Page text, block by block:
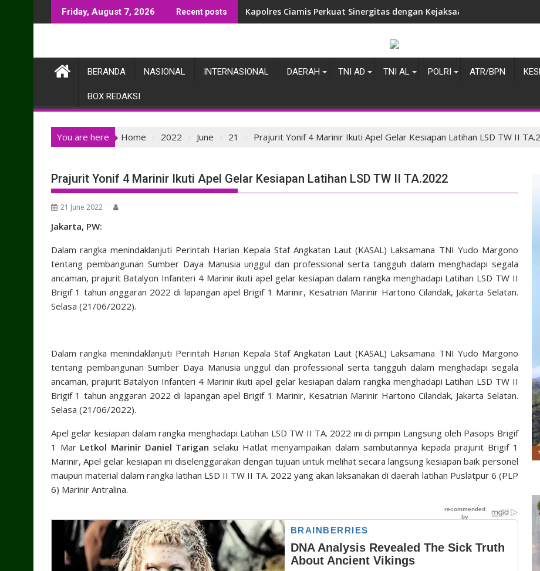
to
Friday, August 7, 2026 Recent posts Kapolres Ciamis Perkuat Sinergitas dengan Kejaksaan Negeri, Bangun
BERANDA NASIONAL INTERNASIONAL DAERAH TNI AD TNI AL POLRI ATR/BPN
BOX REDAKSI
You are here Home 2022 June 21 Prajurit Yonif 4 Marinir Ikuti Apel Gelar Kesiapan Latihan LSD TW II
Prajurit Yonif 4 Marinir Ikuti Apel Gelar Kesiapan Latihan LSD TW II TA.2022
21 June 2022
Jakarta, PW:
Dalam rangka menindaklanjuti Perintah Harian Kepala Staf Angkatan Laut (KASAL) Laksamana TNI Yudo Margono
tentang pembangunan Sumber Daya Manusia unggul dan professional serta tangguh dalam menghadapi segala
ancaman, prajurit Batalyon Infanteri 4 Marinir ikuti apel gelar kesiapan dalam rangka menghadapi Latihan LSD TW II
Brigif 1 tahun anggaran 2022 di lapangan apel Brigif 1 Marinir, Kesatrian Marinir Hartono Cilandak, Jakarta Selatan.
Selasa (21/06/2022).
Dalam rangka menindaklanjuti Perintah Harian Kepala Staf Angkatan Laut (KASAL) Laksamana TNI Yudo Margono
tentang pembangunan Sumber Daya Manusia unggul dan professional serta tangguh dalam menghadapi segala
ancaman, prajurit Batalyon Infanteri 4 Marinir ikuti apel gelar kesiapan dalam rangka menghadapi Latihan LSD TW II
Brigif 1 tahun anggaran 2022 di lapangan apel Brigif 1 Marinir, Kesatrian Marinir Hartono Cilandak, Jakarta Selatan.
Selasa (21/06/2022).
Apel gelar kesiapan dalam rangka menghadapi Latihan LSD TW II TA. 2022 ini di pimpin Langsung oleh Pasops Brigif
1 MarLetkol Marinir Daniel Tarigan selaku Hatlat menyampaikan dalam sambutannya kepada prajurit Brigif 1
Marinir, Apel gelar kesiapan ini diselenggarakan dengan tujuan untuk melihat secara langsung kesiapan baik personel
maupun material dalam rangka latihan LSD II TW II TA. 2022 yang akan laksanakan di daerah latihan Puslatpur 6 (PLP
6) Marinir Antralina.